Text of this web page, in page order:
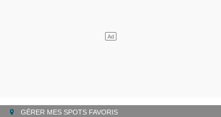
GÉRER MES SPOTS FAVORIS